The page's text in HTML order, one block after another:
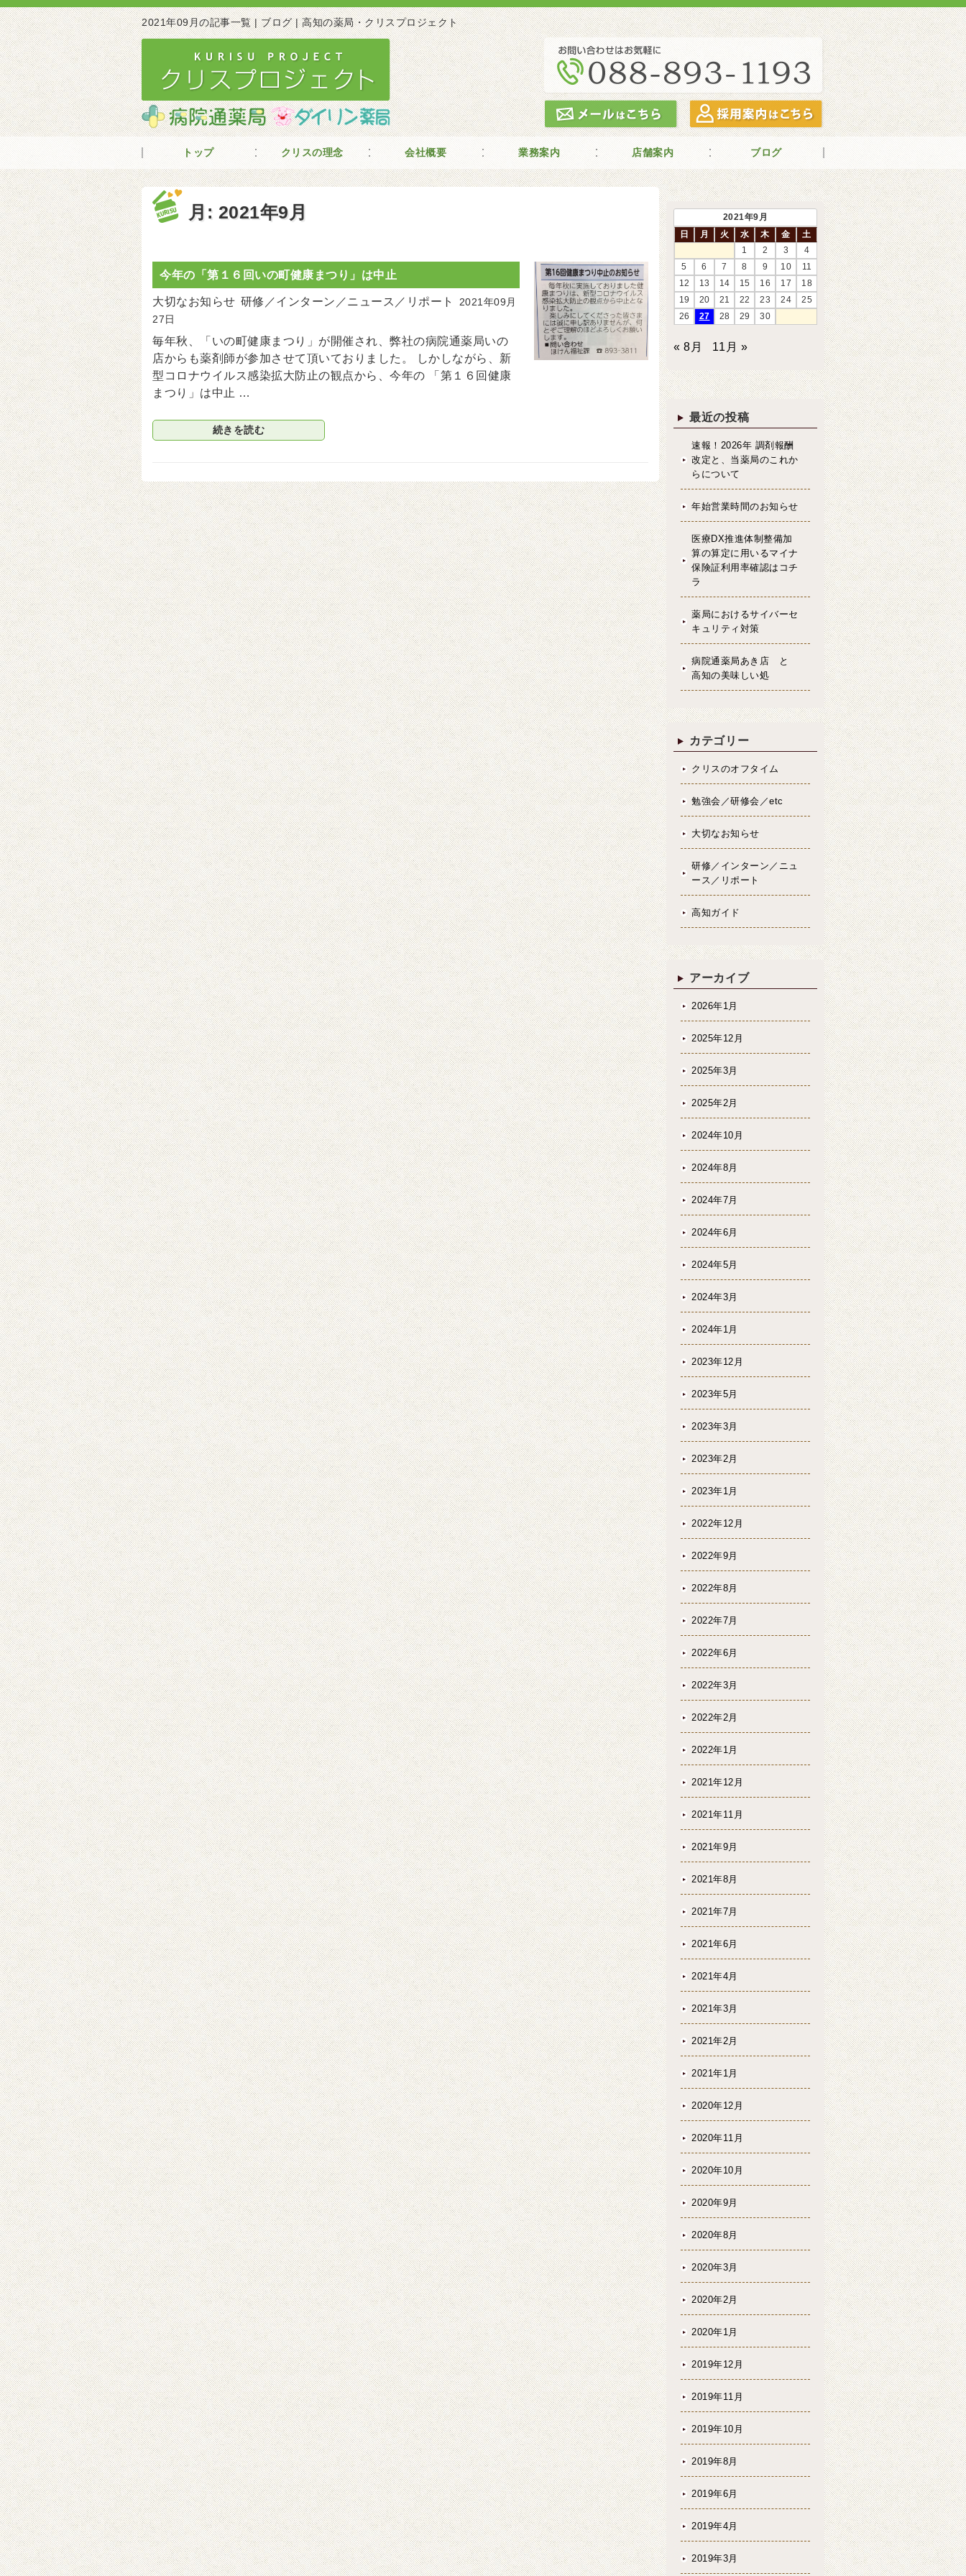
2021年09月の記事一覧 | ブログ | 高知の薬局・クリスプロジェクト
トップ クリスの理念 会社概要 業務案内 店舗案内 ブログ
月: 2021年9月
今年の「第１６回いの町健康まつり」は中止
大切なお知らせ 研修／インターン／ニュース／リポート
2021年09月
27日
毎年秋、「いの町健康まつり」が開催され、弊社の病院通薬局いの
店からも薬剤師が参加させて頂いておりました。 しかしながら、新
型コロナウイルス感染拡大防止の観点から、今年の 「第１６回健康
まつり」は中止 …
続きを読む
2021年9月
日
月 火 水 木 金
土
1
2 3
4
5
6 7 8 9 10
11
12
13 14 15 16 17
18
19
20 21 22 23 24
25
26
27 28 29 30
« 8月 11月 »
最近の投稿
速報！2026年 調剤報酬
改定と、当薬局のこれか
らについて
年始営業時間のお知らせ
医療DX推進体制整備加
算の算定に用いるマイナ
保険証利用率確認はコチ
ラ
薬局におけるサイバーセ
キュリティ対策
病院通薬局あき店 と
高知の美味しい処
カテゴリー
クリスのオフタイム
勉強会／研修会／etc
大切なお知らせ
研修／インターン／ニュ
ース／リポート
高知ガイド
アーカイブ
2026年1月
2025年12月
2025年3月
2025年2月
2024年10月
2024年8月
2024年7月
2024年6月
2024年5月
2024年3月
2024年1月
2023年12月
2023年5月
2023年3月
2023年2月
2023年1月
2022年12月
2022年9月
2022年8月
2022年7月
2022年6月
2022年3月
2022年2月
2022年1月
2021年12月
2021年11月
2021年9月
2021年8月
2021年7月
2021年6月
2021年4月
2021年3月
2021年2月
2021年1月
2020年12月
2020年11月
2020年10月
2020年9月
2020年8月
2020年3月
2020年2月
2020年1月
2019年12月
2019年11月
2019年10月
2019年8月
2019年6月
2019年4月
2019年3月